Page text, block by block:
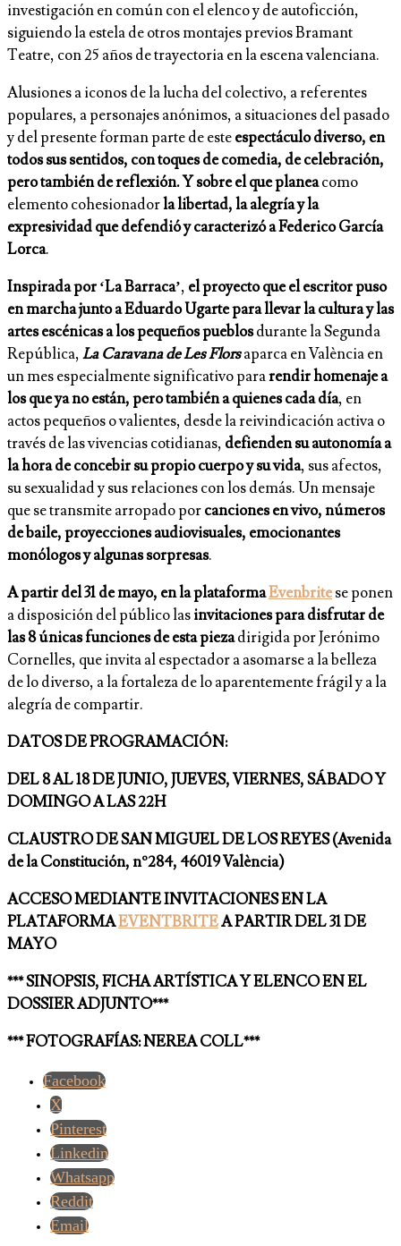
investigación en común con el elenco y de autoficción,
siguiendo la estela de otros montajes previos Bramant
Teatre, con 25 años de trayectoria en la escena valenciana.
Alusiones a iconos de la lucha del colectivo, a referentes
populares, a personajes anónimos, a situaciones del pasado
y del presente forman parte de esteespectáculo diverso, en
todos sus sentidos, con toques de comedia, de celebración,
pero también de reflexión. Y sobre el que planeacomo
elemento cohesionadorla libertad, la alegría y la
expresividad que defendió y caracterizó a Federico García
Lorca.
Inspirada por ‘La Barraca’, el proyecto que el escritor puso
en marcha junto a Eduardo Ugarte para llevar la cultura y las
artes escénicas a los pequeños pueblosdurante la Segunda
República,La Caravana de Les Florsaparca en València en
un mes especialmente significativo pararendir homenaje a
los que ya no están, pero también a quienes cada día, en
actos pequeños o valientes, desde la reivindicación activa o
través de las vivencias cotidianas, defienden su autonomíaa
la hora de concebir su propio cuerpo y su vida, sus afectos,
su sexualidad y sus relaciones con los demás. Un mensaje
que se transmite arropado porcanciones en vivo, números
de baile, proyecciones audiovisuales, emocionantes
monólogos y algunas sorpresas.
A partir del 31 de mayo, en la plataformaEvenbritese ponen
a disposición del público lasinvitaciones para disfrutar de
las 8 únicas funciones de esta piezadirigida por Jerónimo
Cornelles, que invita al espectador a asomarse a la belleza
de lo diverso, a la fortaleza de lo aparentemente frágil y a la
alegría de compartir.
DATOS DE PROGRAMACIÓN:
DEL 8 AL 18 DE JUNIO, JUEVES, VIERNES, SÁBADO Y
DOMINGO A LAS 22H
CLAUSTRO DE SAN MIGUEL DE LOS REYES (Avenida
de la Constitución, nº284, 46019 València)
ACCESO MEDIANTE INVITACIONES EN LA
PLATAFORMAEVENTBRITEA PARTIR DEL 31 DE
MAYO
*** SINOPSIS, FICHA ARTÍSTICA Y ELENCO EN EL
DOSSIER ADJUNTO***
*** FOTOGRAFÍAS: NEREA COLL***
Facebook
X
Pinterest
Linkedin
Whatsapp
Reddit
Email